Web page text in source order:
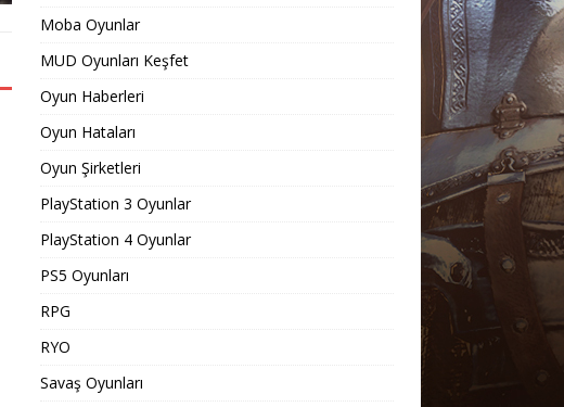
Moba Oyunlar
MUD Oyunları Keşfet
Oyun Haberleri
Oyun Hataları
Oyun Şirketleri
PlayStation 3 Oyunlar
PlayStation 4 Oyunlar
PS5 Oyunları
RPG
RYO
Savaş Oyunları